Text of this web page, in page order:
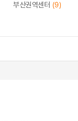
부산권역센터 (9)